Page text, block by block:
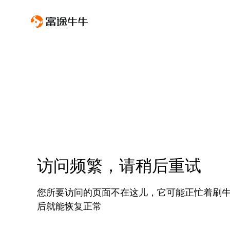
访问频繁，请稍后重试
您所要访问的页面不在这儿，它可能正忙着刷
后就能恢复正常